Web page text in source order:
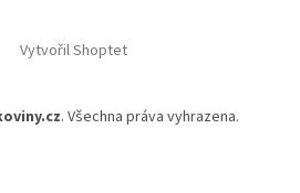
Vytvořil Shoptet
. Všechna práva vyhrazena.